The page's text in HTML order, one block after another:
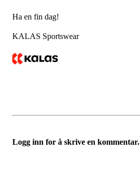
Ha en fin dag!
KALAS Sportswear
Logg inn for å skrive en kommentar.